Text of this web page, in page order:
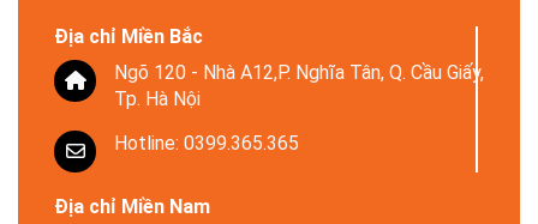
Địa chỉ Miền Bắc
Ngõ 120 - Nhà A12,P. Nghĩa Tân, Q. Cầu Giấy,
Tp. Hà Nội
Hotline: 0399.365.365
Địa chỉ Miền Nam